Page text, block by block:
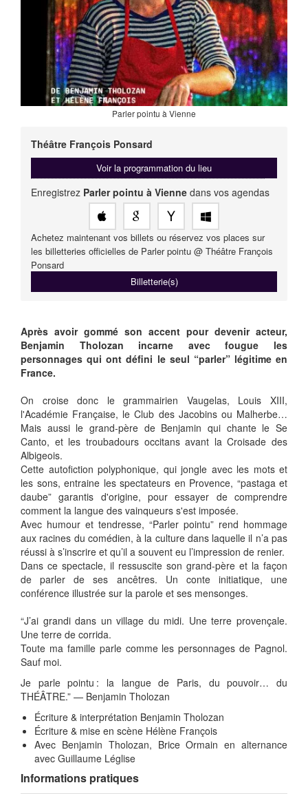
Parler pointu à Vienne
Théâtre François Ponsard
Voir la programmation du lieu
Enregistrez Parler pointu à Vienne dans vos agendas
Achetez maintenant vos billets ou réservez vos places sur
les billetteries officielles de Parler pointu @ Théâtre François
Ponsard
Billetterie(s)
Après avoir gommé son accent pour devenir acteur,
Benjamin Tholozan incarne avec fougue les
personnages qui ont défini le seul “parler” légitime en
France.
On croise donc le grammairien Vaugelas, Louis XIII,
l'Académie Française, le Club des Jacobins ou Malherbe…
Mais aussi le grand-père de Benjamin qui chante le Se
Canto, et les troubadours occitans avant la Croisade des
Albigeois.
Cette autofiction polyphonique, qui jongle avec les mots et
les sons, entraine les spectateurs en Provence, “pastaga et
daube” garantis d'origine, pour essayer de comprendre
comment la langue des vainqueurs s'est imposée.
Avec humour et tendresse, “Parler pointu” rend hommage
aux racines du comédien, à la culture dans laquelle il n’a pas
réussi à s’inscrire et qu’il a souvent eu l’impression de renier.
Dans ce spectacle, il ressuscite son grand-père et la façon
de parler de ses ancêtres. Un conte initiatique, une
conférence illustrée sur la parole et ses mensonges.
“J’ai grandi dans un village du midi. Une terre provençale.
Une terre de corrida.
Toute ma famille parle comme les personnages de Pagnol.
Sauf moi.
Je parle pointu : la langue de Paris, du pouvoir… du
THÉÂTRE.” — Benjamin Tholozan
Écriture & interprétation Benjamin Tholozan
Écriture & mise en scène Hélène François
Avec Benjamin Tholozan, Brice Ormain en alternance
avec Guillaume Léglise
Informations pratiques